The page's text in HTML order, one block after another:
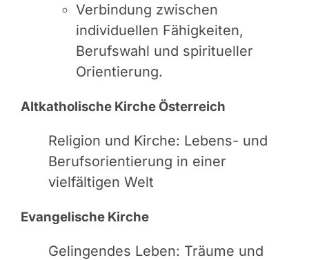
Verbindung zwischen
individuellen Fähigkeiten,
Berufswahl und spiritueller
Orientierung.
Altkatholische Kirche Österreich
Religion und Kirche: Lebens- und
Berufsorientierung in einer
vielfältigen Welt
Evangelische Kirche
Gelingendes Leben: Träume und